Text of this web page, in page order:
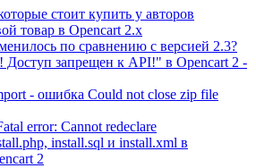
стоит купить у авторов
товар в Opencart 2.x
по сравнению с версией 2.3?
запрещен к API!" в Opencart 2 -
- ошибка Could not close zip file
error: Cannot redeclare
install.sql и install.xml в
2